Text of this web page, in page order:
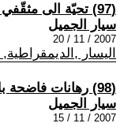
(97) تحيّة الى مثقّفي الناصريّة الاصلاء
سيار الجميل
2007 / 11 / 20
اليسار
(98) رهانات فاضحة بلا نهايات واضحة
سيار الجميل
2007 / 11 / 15